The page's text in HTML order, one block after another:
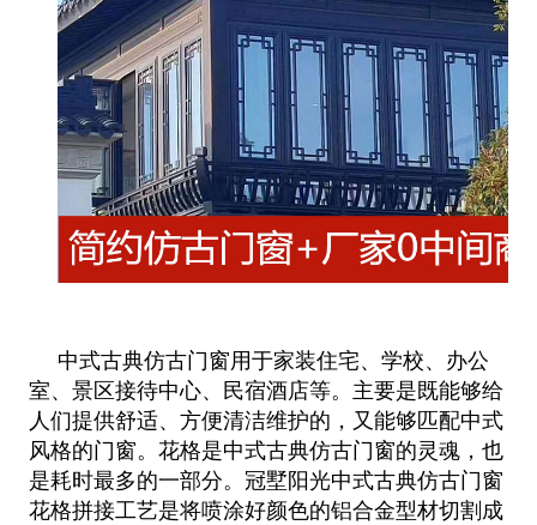
中式古典仿古门窗用于家装住宅、学校、办公
室、景区接待中心、民宿酒店等。主要是既能够给
人们提供舒适、方便清洁维护的，又能够匹配中式
风格的门窗。花格是中式古典仿古门窗的灵魂，也
是耗时最多的一部分。冠墅阳光中式古典仿古门窗
花格拼接工艺是将喷涂好颜色的铝合金型材切割成